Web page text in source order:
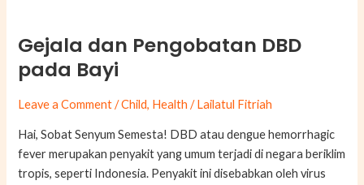
Gejala dan Pengobatan DBD
pada Bayi
Leave a Comment /Child, Health /Lailatul Fitriah
Hai, Sobat Senyum Semesta! DBD atau dengue hemorrhagic
fever merupakan penyakit yang umum terjadi di negara beriklim
tropis, seperti Indonesia. Penyakit ini disebabkan oleh virus
Gejala
Pengobatan
DBD
Bayi